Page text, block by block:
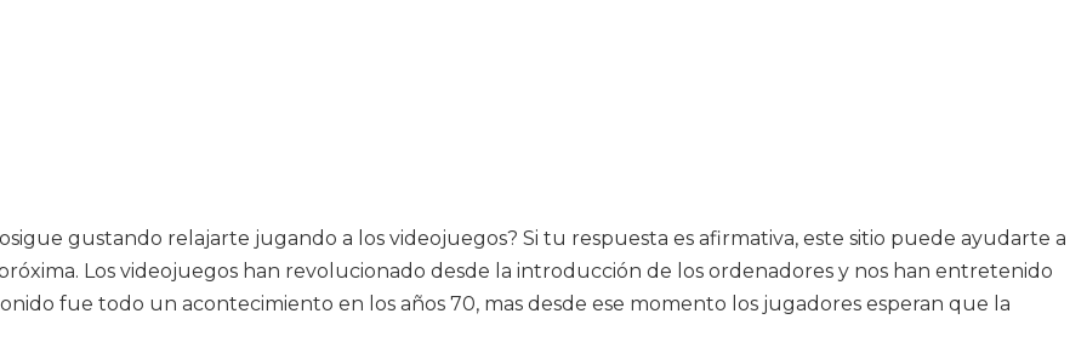
gustando relajarte jugando a los videojuegos? Si tu respuesta es afirmativa, este sitio puede ayudarte a
Los videojuegos han revolucionado desde la introducción de los ordenadores y nos han entretenido
fue todo un acontecimiento en los años 70, mas desde ese momento los jugadores esperan que la